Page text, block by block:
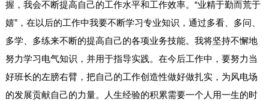
握，我会不断提高自己的工作水平和工作效率。“业精于勤而荒于
嬉”，在以后的工作中我要不断学习专业知识，通过多看、多问、
多学、多练来不断的提高自己的各项业务技能。我将坚持不懈地
努力学习电气知识，并用于指导实践。在今后工作中，要努力当
好班长的左膀右臂，把自己的工作创造性做好做扎实，为风电场
的发展贡献自己的力量。人生经验的积累需要一个人用一生的时